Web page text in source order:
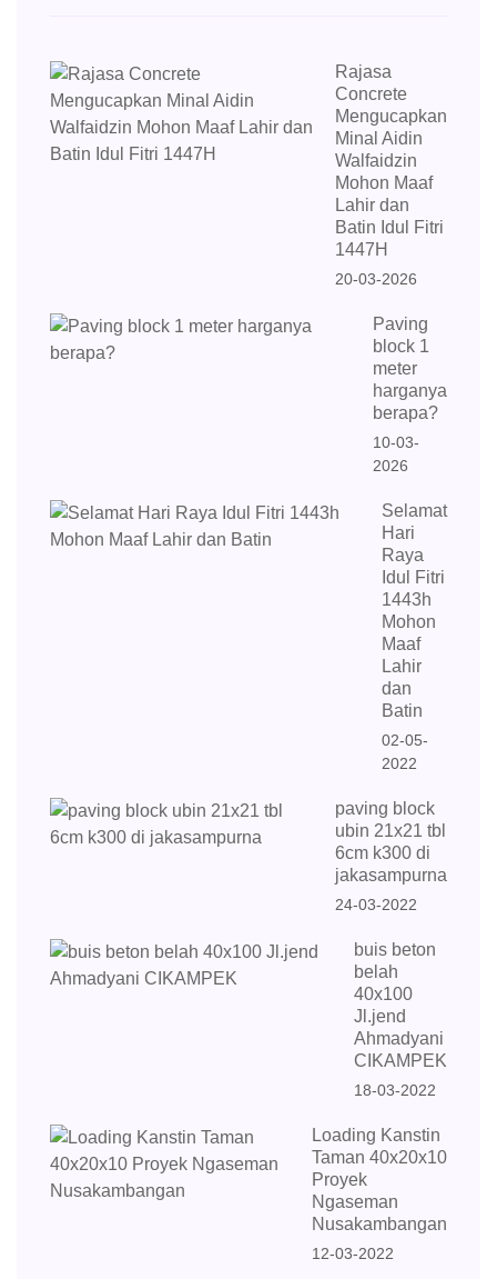
Rajasa
Concrete
Mengucapkan
Minal Aidin
Walfaidzin
Mohon Maaf
Lahir dan
Batin Idul Fitri
1447H
20-03-2026
Paving
block 1
meter
harganya
berapa?
10-03-
2026
Selamat
Hari
Raya
Idul Fitri
1443h
Mohon
Maaf
Lahir
dan
Batin
02-05-
2022
paving block
ubin 21x21 tbl
6cm k300 di
jakasampurna
24-03-2022
buis beton
belah
40x100
Jl.jend
Ahmadyani
CIKAMPEK
18-03-2022
Loading Kanstin
Taman 40x20x10
Proyek
Ngaseman
Nusakambangan
12-03-2022